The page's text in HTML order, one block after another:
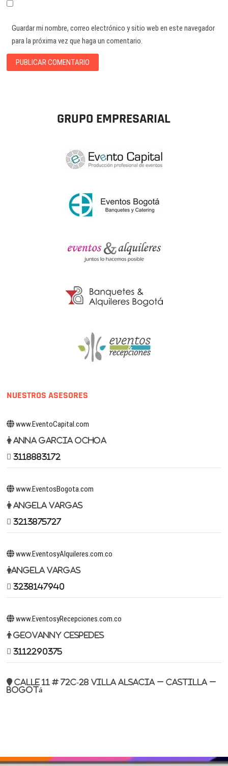
Guardar mi nombre, correo electrónico y sitio web en este navegador
para la próxima vez que haga un comentario.
GRUPO EMPRESARIAL
NUESTROS ASESORES
www.EventoCapital.com
Anna Garcia Ochoa
3118883172
www.EventosBogota.com
Angela Vargas
3213875727
www.EventosyAlquileres.com.co
Angela Vargas
3238147940
www.EventosyRecepciones.com.co
Geovanny Cespedes
3112290375
Calle 11 # 72c-28 Villa Alsacia – Castilla –
Bogotá